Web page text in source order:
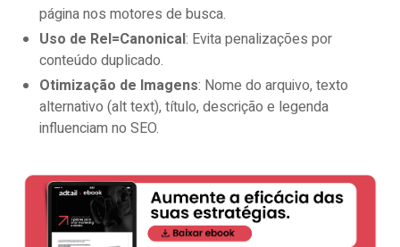
página nos motores de busca.
Uso de Rel=Canonical: Evita penalizações por
conteúdo duplicado.
Otimização de Imagens: Nome do arquivo, texto
alternativo (alt text), título, descrição e legenda
influenciam no SEO.